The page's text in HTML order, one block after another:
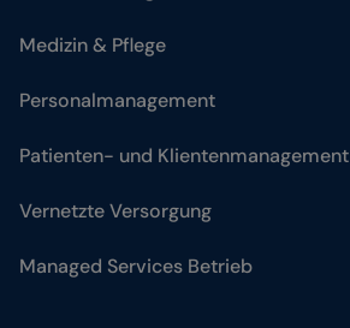
Medizin & Pflege
Personalmanagement
Patienten- und Klientenmanagement
Vernetzte Versorgung
Managed Services Betrieb